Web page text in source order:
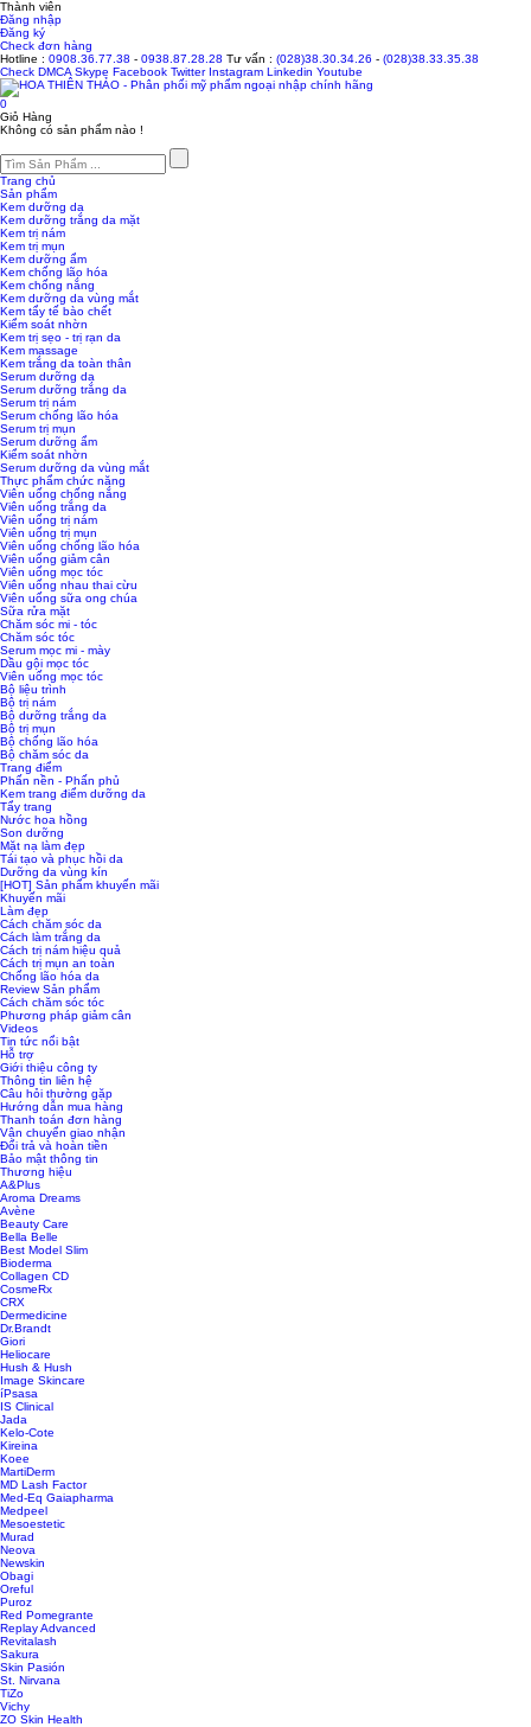
Thành viên
Đăng nhập
Đăng ký
Check đơn hàng
Hotline : 0908.36.77.38 - 0938.87.28.28 Tư vấn : (028)38.30.34.26 - (028)38.33.35.38
Check DMCA Skype Facebook Twitter Instagram Linkedin Youtube
0
Giỏ Hàng
Không có sản phẩm nào !
Trang chủ
Sản phẩm
Kem dưỡng da
Kem dưỡng trắng da mặt
Kem trị nám
Kem trị mụn
Kem dưỡng ẩm
Kem chống lão hóa
Kem chống nắng
Kem dưỡng da vùng mắt
Kem tẩy tế bào chết
Kiểm soát nhờn
Kem trị sẹo - trị rạn da
Kem massage
Kem trắng da toàn thân
Serum dưỡng da
Serum dưỡng trắng da
Serum trị nám
Serum chống lão hóa
Serum trị mụn
Serum dưỡng ẩm
Kiểm soát nhờn
Serum dưỡng da vùng mắt
Thực phẩm chức năng
Viên uống chống nắng
Viên uống trắng da
Viên uống trị nám
Viên uống trị mụn
Viên uống chống lão hóa
Viên uống giảm cân
Viên uống mọc tóc
Viên uống nhau thai cừu
Viên uống sữa ong chúa
Sữa rửa mặt
Chăm sóc mi - tóc
Chăm sóc tóc
Serum mọc mi - mày
Dầu gội mọc tóc
Viên uống mọc tóc
Bộ liệu trình
Bộ trị nám
Bộ dưỡng trắng da
Bộ trị mụn
Bộ chống lão hóa
Bộ chăm sóc da
Trang điểm
Phấn nền - Phấn phủ
Kem trang điểm dưỡng da
Tẩy trang
Nước hoa hồng
Son dưỡng
Mặt nạ làm đẹp
Tái tạo và phục hồi da
Dưỡng da vùng kín
[HOT] Sản phẩm khuyến mãi
Khuyến mãi
Làm đẹp
Cách chăm sóc da
Cách làm trắng da
Cách trị nám hiệu quả
Cách trị mụn an toàn
Chống lão hóa da
Review Sản phẩm
Cách chăm sóc tóc
Phương pháp giảm cân
Videos
Tin tức nổi bật
Hỗ trợ
Giới thiệu công ty
Thông tin liên hệ
Câu hỏi thường gặp
Hướng dẫn mua hàng
Thanh toán đơn hàng
Vận chuyển giao nhận
Đổi trả và hoàn tiền
Bảo mật thông tin
Thương hiệu
A&Plus
Aroma Dreams
Avène
Beauty Care
Bella Belle
Best Model Slim
Bioderma
Collagen CD
CosmeRx
CRX
Dermedicine
Dr.Brandt
Giori
Heliocare
Hush & Hush
Image Skincare
íPsasa
IS Clinical
Jada
Kelo-Cote
Kireina
Koee
MartiDerm
MD Lash Factor
Med-Eq Gaiapharma
Medpeel
Mesoestetic
Murad
Neova
Newskin
Obagi
Oreful
Puroz
Red Pomegrante
Replay Advanced
Revitalash
Sakura
Skin Pasión
St. Nirvana
TiZo
Vichy
ZO Skin Health